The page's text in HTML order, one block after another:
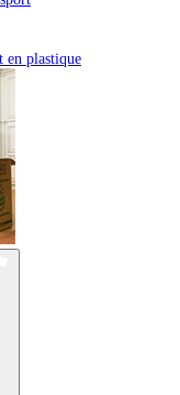
en plastique